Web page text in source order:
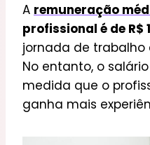
A remuneração
profissional é de R$
jornada de trabalho
No entanto, o
medida que o
ganha mais